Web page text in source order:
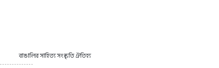
বাঙালির সাহিত্য সংস্কৃতি ঐতিহ্য